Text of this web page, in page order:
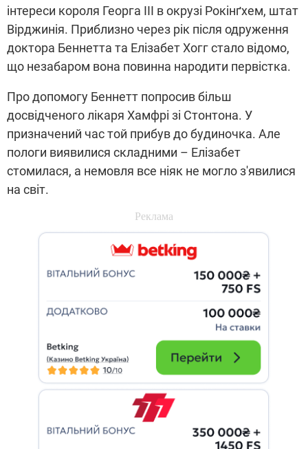
інтереси короля Георга ІІІ в окрузі Рокінґхем, штат
Вірджинія. Приблизно через рік після одруження
доктора Беннетта та Елізабет Хогг стало відомо,
що незабаром вона повинна народити первістка.
Про допомогу Беннетт попросив більш
досвідченого лікаря Хамфрі зі Стонтона. У
призначений час той прибув до будиночка. Але
пологи виявилися складними – Елізабет
стомилася, а немовля все ніяк не могло з'явилися
на світ.